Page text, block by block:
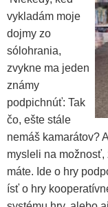
vykladám moje
dojmy zo
sólohrania,
zvykne ma jeden
známy
podpichnúť: Tak
čo, ešte stále
nemáš kamarátov?
mysleli na
máte. Ide o hry
ísť o hry